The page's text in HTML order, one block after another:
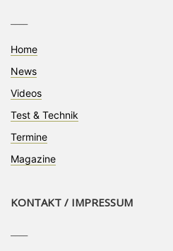
Home
News
Videos
Test & Technik
Termine
Magazine
KONTAKT / IMPRESSUM